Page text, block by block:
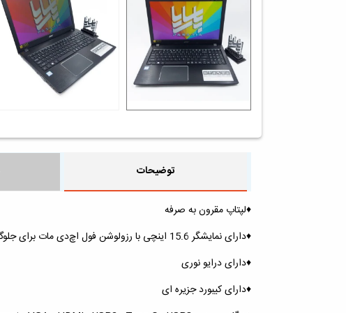
توضیحات
♦️لپتاپ مقرون به صرفه
♦️دارای نمایشگر 15.6 اینچی با رزولوشن فول اچ‌دی مات برای جلوگیری از خستگی چشم
♦️دارای درایو نوری
♦️دارای کیبورد جزیره ای